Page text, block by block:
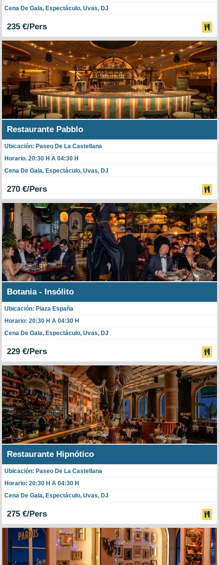
Cena De Gala, Espectáculo, Uvas, DJ
235 €/Pers
Restaurante Pabblo
Ubicación: Paseo De La Castellana
Horario. 20:30 H A 04:30 H
Cena De Gala, Espectáculo, Uvas, DJ
270 €/Pers
Botania - Insólito
Ubicación: Plaza España
Horario: 20:30 H A 04:30 H
Cena De Gala, Espectáculo, Uvas, DJ
229 €/Pers
Restaurante Hipnótico
Ubicación: Paseo De La Castellana
Horario: 20:30 H A 04:30 H
Cena De Gala, Espectáculo, Uvas, DJ
275 €/Pers